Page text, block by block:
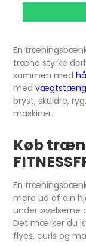
En
træne styrke
sammen med
med
bryst, skuldre,
maskiner.
Køb
En
mere ud af din
under
Det mærker du
flyes, curls og